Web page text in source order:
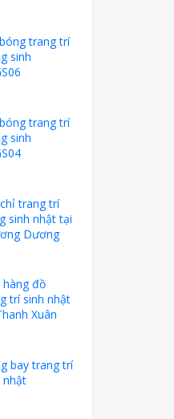
trang trí
sinh
trang trí
sinh
trang trí
sinh nhật tại
Dương
hàng đồ
trí sinh nhật
Xuân
bay trang trí
nhật